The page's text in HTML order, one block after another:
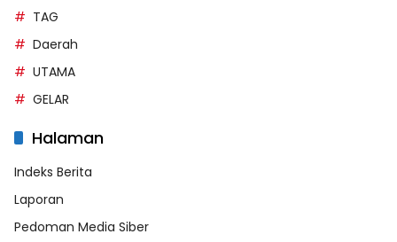
TAG
Daerah
UTAMA
GELAR
Halaman
Indeks Berita
Laporan
Pedoman Media Siber